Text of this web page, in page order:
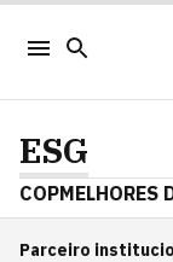
ESG
COPMELHORES
Parceiro